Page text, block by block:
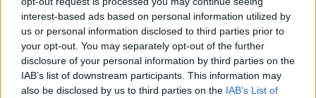
interest-based ads based on personal information utilized by
us or personal information disclosed to third parties prior to
your opt-out. You may separately opt-out of the further
disclosure of your personal information by third parties on the
IAB’s list of downstream participants. This information may
also be disclosed by us to third parties on the IAB’s List of
Infortunato 0 - 0%
Inutilizzato 38 - 100